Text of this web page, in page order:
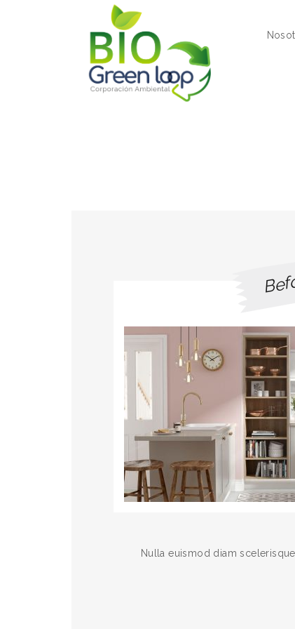
Nulla euismod diam